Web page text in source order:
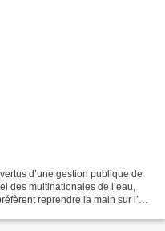
d’une gestion publique de
des multinationales de l’eau,
reprendre la main sur l’or